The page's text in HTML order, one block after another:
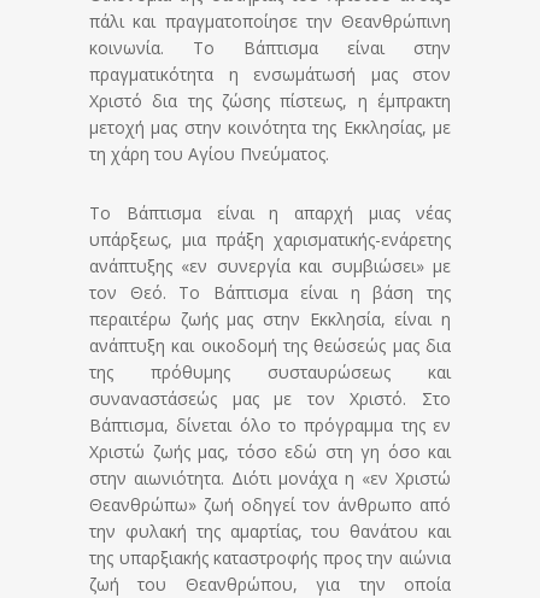
πάλι και πραγματοποίησε την Θεανθρώπινη
κοινωνία. Το Βάπτισμα είναι στην
πραγματικότητα η ενσωμάτωσή μας στον
Χριστό δια της ζώσης πίστεως, η έμπρακτη
μετοχή μας στην κοινότητα της Εκκλησίας, με
τη χάρη του Αγίου Πνεύματος.
Το Βάπτισμα είναι η απαρχή μιας νέας
υπάρξεως, μια πράξη χαρισματικής-ενάρετης
ανάπτυξης «εν συνεργία και συμβιώσει» με
τον Θεό. Το Βάπτισμα είναι η βάση της
περαιτέρω ζωής μας στην Εκκλησία, είναι η
ανάπτυξη και οικοδομή της θεώσεώς μας δια
της πρόθυμης συσταυρώσεως και
συναναστάσεώς μας με τον Χριστό. Στο
Βάπτισμα, δίνεται όλο το πρόγραμμα της εν
Χριστώ ζωής μας, τόσο εδώ στη γη όσο και
στην αιωνιότητα. Διότι μονάχα η «εν Χριστώ
Θεανθρώπω» ζωή οδηγεί τον άνθρωπο από
την φυλακή της αμαρτίας, του θανάτου και
της υπαρξιακής καταστροφής προς την αιώνια
ζωή του Θεανθρώπου, για την οποία